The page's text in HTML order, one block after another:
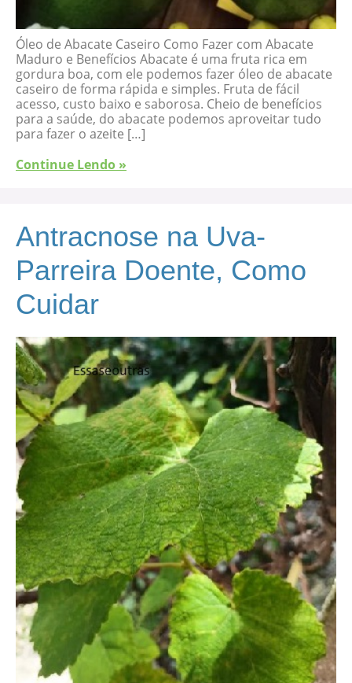
Óleo de Abacate Caseiro Como Fazer com Abacate
Maduro e Benefícios Abacate é uma fruta rica em
gordura boa, com ele podemos fazer óleo de abacate
caseiro de forma rápida e simples. Fruta de fácil
acesso, custo baixo e saborosa. Cheio de benefícios
para a saúde, do abacate podemos aproveitar tudo
para fazer o azeite […]
Continue Lendo »
Antracnose na Uva-
Parreira Doente, Como
Cuidar